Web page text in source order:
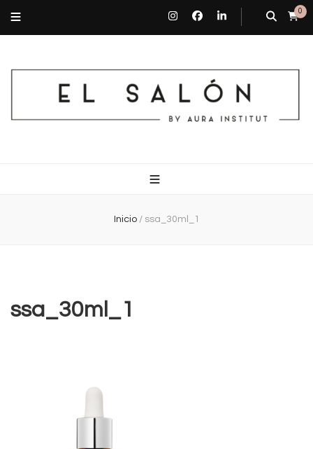
0
Inicio / ssa_30ml_1
ssa_30ml_1